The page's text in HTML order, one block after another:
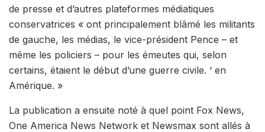
de presse et d’autres plateformes médiatiques
conservatrices « ont principalement blâmé les militants
de gauche, les médias, le vice-président Pence – et
même les policiers – pour les émeutes qui, selon
certains, étaient le début d’une guerre civile. ‘ en
Amérique. »
La publication a ensuite noté à quel point Fox News,
One America News Network et Newsmax sont allés à